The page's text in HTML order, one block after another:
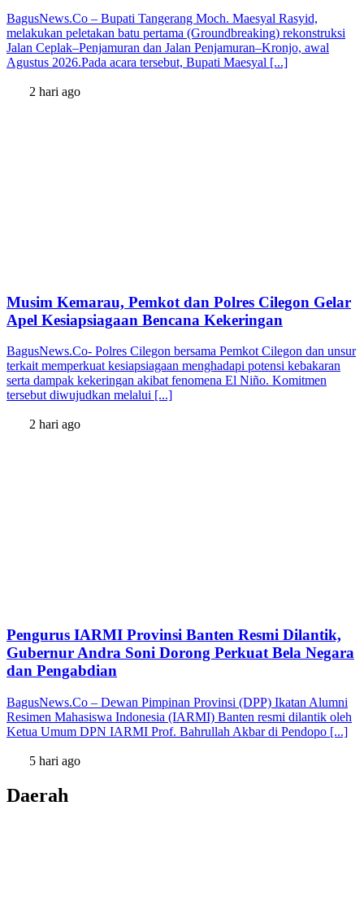
BagusNews.Co – Bupati Tangerang Moch. Maesyal Rasyid,
melakukan peletakan batu pertama (Groundbreaking) rekonstruksi
Jalan Ceplak–Penjamuran dan Jalan Penjamuran–Kronjo, awal
Agustus 2026.Pada acara tersebut, Bupati Maesyal [...]
2 hari ago
Musim Kemarau, Pemkot dan Polres Cilegon Gelar
Apel Kesiapsiagaan Bencana Kekeringan
BagusNews.Co- Polres Cilegon bersama Pemkot Cilegon dan unsur
terkait memperkuat kesiapsiagaan menghadapi potensi kebakaran
serta dampak kekeringan akibat fenomena El Niño. Komitmen
tersebut diwujudkan melalui [...]
2 hari ago
Pengurus IARMI Provinsi Banten Resmi Dilantik,
Gubernur Andra Soni Dorong Perkuat Bela Negara
dan Pengabdian
BagusNews.Co – Dewan Pimpinan Provinsi (DPP) Ikatan Alumni
Resimen Mahasiswa Indonesia (IARMI) Banten resmi dilantik oleh
Ketua Umum DPN IARMI Prof. Bahrullah Akbar di Pendopo [...]
5 hari ago
Daerah